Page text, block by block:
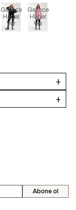
Gelince
Haber
Ver
Gelince
Haber
Ver
Abone ol